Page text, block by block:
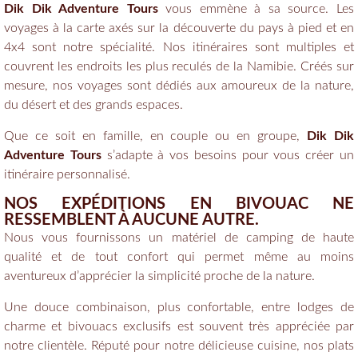
Dik Dik Adventure Toursvous emmène à sa source. Les
voyages à la carte axés sur la découverte du pays à pied et en
4x4 sont notre spécialité. Nos itinéraires sont multiples et
couvrent les endroits les plus reculés de la Namibie. Créés sur
mesure, nos voyages sont dédiés aux amoureux de la nature,
du désert et des grands espaces.
Que ce soit en famille, en couple ou en groupe,
Dik Dik
Adventure Tourss’adapte à vos besoins pour vous créer un
itinéraire personnalisé.
NOS EXPÉDITIONS EN BIVOUAC NE
RESSEMBLENT À AUCUNE AUTRE.
Nous vous fournissons un matériel de camping de haute
qualité et de tout confort qui permet même au moins
aventureux d’apprécier la simplicité proche de la nature.
Une douce combinaison, plus confortable, entre lodges de
charme et bivouacs exclusifs est souvent très appréciée par
notre clientèle. Réputé pour notre délicieuse cuisine, nos plats